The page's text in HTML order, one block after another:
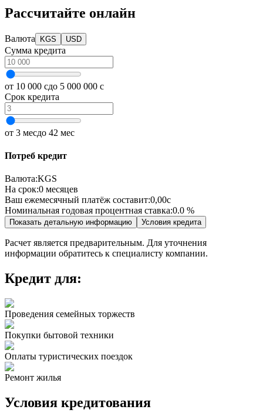
Рассчитайте онлайн
Валюта KGS USD
Сумма кредита
от 10 000 сдо 5 000 000 с
Срок кредита
от 3 месдо 42 мес
Потреб кредит
Валюта:KGS
На срок:0 месяцев
Ваш ежемесячный платёж составит:0,00с
Номинальная годовая процентная ставка:0.0 %
Показать детальную информацию Условия кредита
Расчет является предварительным. Для уточнения
информации обратитесь к специалисту компании.
Кредит для:
Проведения семейных торжеств
Покупки бытовой техники
Оплаты туристических поездок
Ремонт жилья
Условия кредитования